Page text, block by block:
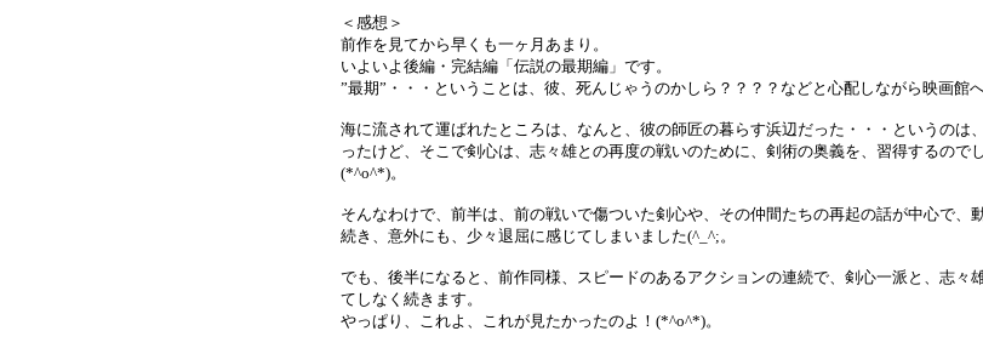
＜感想＞
前作を見てから早くも一ヶ月あまり。
いよいよ後編・完結編「伝説の最期編」です。
”最期”・・・ということは、彼、死んじゃうのかしら？？？？などと心配しながら映画館へ
海に流されて運ばれたところは、なんと、彼の師匠の暮らす浜辺だった・・・というのは
ったけど、そこで剣心は、志々雄との再度の戦いのために、剣術の奥義を、習得するので
(*^o^*)。
そんなわけで、前半は、前の戦いで傷ついた剣心や、その仲間たちの再起の話が中心で、
続き、意外にも、少々退屈に感じてしまいました(^_^;。
でも、後半になると、前作同様、スピードのあるアクションの連続で、剣心一派と、志々
てしなく続きます。
やっぱり、これよ、これが見たかったのよ！(*^o^*)。